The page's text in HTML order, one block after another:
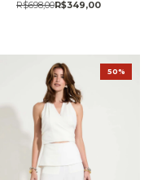
R$349,00
R$698,00
50%